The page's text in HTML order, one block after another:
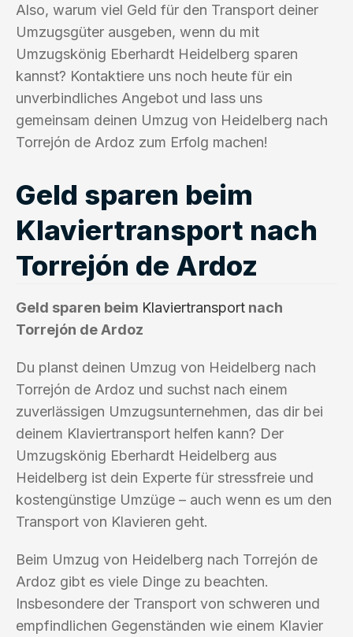
Also, warum viel Geld für den Transport deiner
Umzugsgüter ausgeben, wenn du mit
Umzugskönig Eberhardt Heidelberg sparen
kannst? Kontaktiere uns noch heute für ein
unverbindliches Angebot und lass uns
gemeinsam deinen Umzug von Heidelberg nach
Torrejón de Ardoz zum Erfolg machen!
Geld sparen beim
Klaviertransport nach
Torrejón de Ardoz
Geld sparen beim Klaviertransport nach
Torrejón de Ardoz
Du planst deinen Umzug von Heidelberg nach
Torrejón de Ardoz und suchst nach einem
zuverlässigen Umzugsunternehmen, das dir bei
deinem Klaviertransport helfen kann? Der
Umzugskönig Eberhardt Heidelberg aus
Heidelberg ist dein Experte für stressfreie und
kostengünstige Umzüge – auch wenn es um den
Transport von Klavieren geht.
Beim Umzug von Heidelberg nach Torrejón de
Ardoz gibt es viele Dinge zu beachten.
Insbesondere der Transport von schweren und
empfindlichen Gegenständen wie einem Klavier